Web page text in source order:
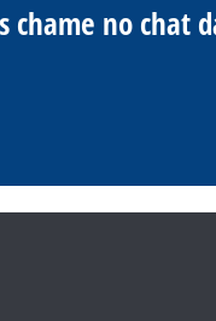
chame no chat